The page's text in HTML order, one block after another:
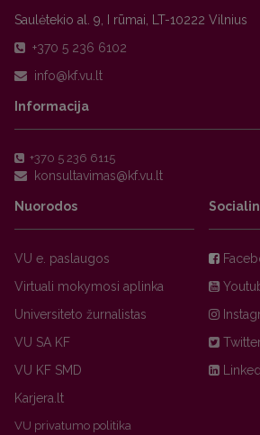
Saulėtekio al. 9, I rūmai, LT-10222 Vilnius
+370 5 236 6102
Informacija
+370 5 236 6115
Nuorodos
VU e. paslaugos
Virtuali mokymosi aplinka
Universiteto žurnalistas
VU SA KF
VU KF SMD
Karjera.lt
VU privatumo politika